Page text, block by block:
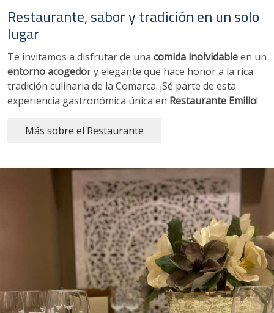
Restaurante, sabor y tradición en un solo
lugar
Te invitamos a disfrutar de una comida inolvidableen un
entorno acogedor y elegante que hace honor a la rica
tradición culinaria de la Comarca. ¡Sé parte de esta
experiencia gastronómica única en Restaurante Emilio!
Más sobre el Restaurante